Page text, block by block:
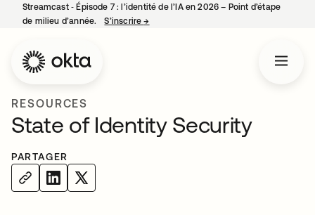
Streamcast ‑ Épisode 7 : l’identité de l’IA en 2026 – Point d’étape
de milieu d’année.
S’inscrire→
RESOURCES
State of Identity Security
PARTAGER